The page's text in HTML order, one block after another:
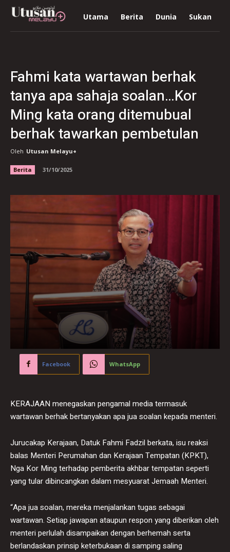
Utama Berita Dunia Sukan
Fahmi kata wartawan berhak
tanya apa sahaja soalan…Kor
Ming kata orang ditemubual
berhak tawarkan pembetulan
Oleh Utusan Melayu+
Berita 31/10/2025
Facebook WhatsApp
KERAJAAN menegaskan pengamal media termasuk
wartawan berhak bertanyakan apa jua soalan kepada menteri.
Jurucakap Kerajaan, Datuk Fahmi Fadzil berkata, isu reaksi
balas Menteri Perumahan dan Kerajaan Tempatan (KPKT),
Nga Kor Ming terhadap pemberita akhbar tempatan seperti
yang tular dibincangkan dalam mesyuarat Jemaah Menteri.
“Apa jua soalan, mereka menjalankan tugas sebagai
wartawan. Setiap jawapan ataupun respon yang diberikan oleh
menteri perlulah disampaikan dengan berhemah serta
berlandaskan prinsip keterbukaan di samping saling